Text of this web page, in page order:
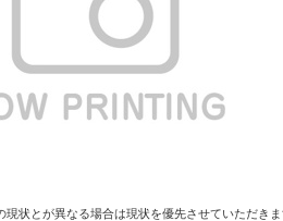
状とが異なる場合は現状を優先させていただき